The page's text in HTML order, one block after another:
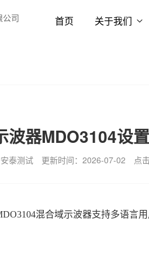
首页 关于我们
波器MDO3104设
泰测试 更新时间：2026-07-02 点
混合域示波器支持多语言